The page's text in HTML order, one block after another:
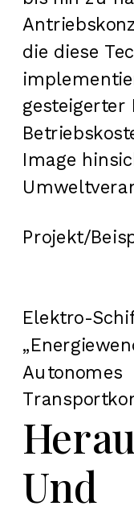
die diese
gesteigerter
Image
Projekt/
Elektro-
Autonomes
Und